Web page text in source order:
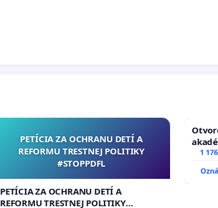
PETÍCIA ZA OCHRANU DETÍ A
REFORMU TRESTNEJ POLITIKY
#STOPPDFL
PETÍCIA ZA OCHRANU DETÍ A
REFORMU TRESTNEJ POLITIKY
1